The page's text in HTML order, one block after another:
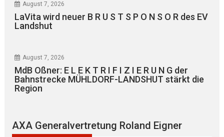
August 7, 2026
LaVita wird neuer B R U S T S P O N S O R des EV
Landshut
August 7, 2026
MdB Oßner: E L E K T R I F I Z I E R U N G der
Bahnstrecke MÜHLDORF-LANDSHUT stärkt die
Region
AXA Generalvertretung Roland Eigner